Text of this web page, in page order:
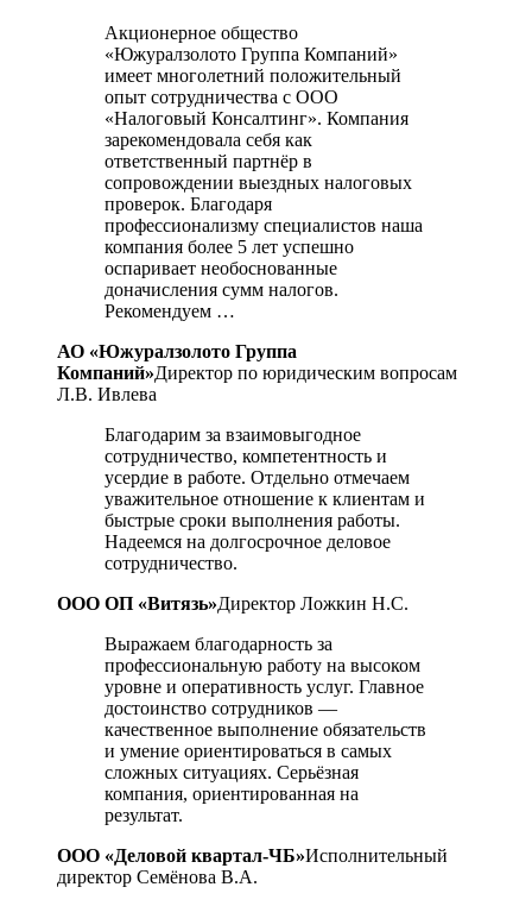
Акционерное общество
«Южуралзолото Группа Компаний»
имеет многолетний положительный
опыт сотрудничества с ООО
«Налоговый Консалтинг». Компания
зарекомендовала себя как
ответственный партнёр в
сопровождении выездных налоговых
проверок. Благодаря
профессионализму специалистов наша
компания более 5 лет успешно
оспаривает необоснованные
доначисления сумм налогов.
Рекомендуем …
АО «Южуралзолото Группа
Компаний»Директор по юридическим вопросам
Л.В. Ивлева
Благодарим за взаимовыгодное
сотрудничество, компетентность и
усердие в работе. Отдельно отмечаем
уважительное отношение к клиентам и
быстрые сроки выполнения работы.
Надеемся на долгосрочное деловое
сотрудничество.
ООО ОП «Витязь»Директор Ложкин Н.С.
Выражаем благодарность за
профессиональную работу на высоком
уровне и оперативность услуг. Главное
достоинство сотрудников —
качественное выполнение обязательств
и умение ориентироваться в самых
сложных ситуациях. Серьёзная
компания, ориентированная на
результат.
ООО «Деловой квартал-ЧБ»Исполнительный
директор Семёнова В.А.